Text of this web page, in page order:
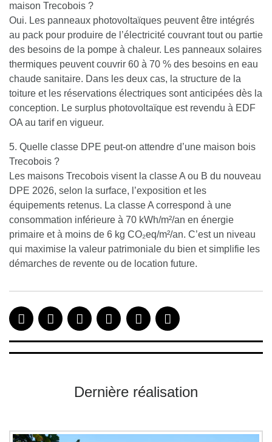
maison Trecobois ?
Oui. Les panneaux photovoltaïques peuvent être intégrés
au pack pour produire de l’électricité couvrant tout ou partie
des besoins de la pompe à chaleur. Les panneaux solaires
thermiques peuvent couvrir 60 à 70 % des besoins en eau
chaude sanitaire. Dans les deux cas, la structure de la
toiture et les réservations électriques sont anticipées dès la
conception. Le surplus photovoltaïque est revendu à EDF
OA au tarif en vigueur.
5. Quelle classe DPE peut-on attendre d’une maison bois
Trecobois ?
Les maisons Trecobois visent la classe A ou B du nouveau
DPE 2026, selon la surface, l’exposition et les
équipements retenus. La classe A correspond à une
consommation inférieure à 70 kWh/m²/an en énergie
primaire et à moins de 6 kg CO₂eq/m²/an. C’est un niveau
qui maximise la valeur patrimoniale du bien et simplifie les
démarches de revente ou de location future.
Dernière réalisation